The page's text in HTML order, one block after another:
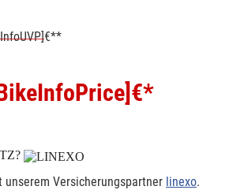
€**
€*
Versicherungspartner linexo.